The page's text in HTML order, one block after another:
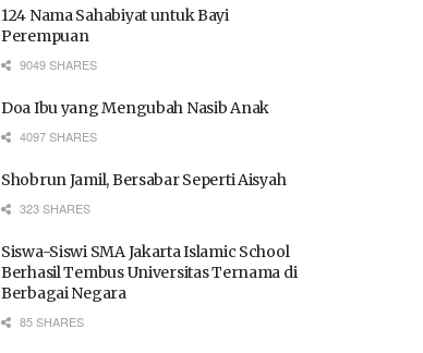
124 Nama Sahabiyat untuk Bayi
Perempuan
9049 SHARES
Doa Ibu yang Mengubah Nasib Anak
4097 SHARES
Shobrun Jamil, Bersabar Seperti Aisyah
323 SHARES
Siswa-Siswi SMA Jakarta Islamic School
Berhasil Tembus Universitas Ternama di
Berbagai Negara
85 SHARES